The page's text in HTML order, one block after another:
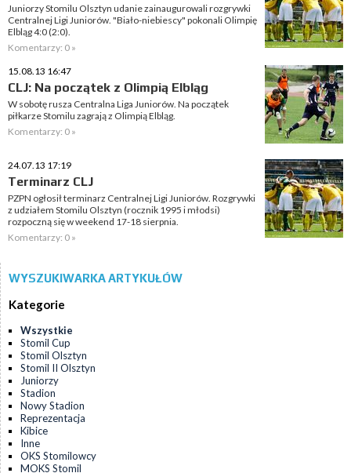
Juniorzy Stomilu Olsztyn udanie zainaugurowali rozgrywki
Centralnej Ligi Juniorów. "Biało-niebiescy" pokonali Olimpię
Elbląg 4:0 (2:0).
Komentarzy: 0 »
15.08.13 16:47
CLJ: Na początek z Olimpią Elbląg
W sobotę rusza Centralna Liga Juniorów. Na początek
piłkarze Stomilu zagrają z Olimpią Elbląg.
Komentarzy: 0 »
24.07.13 17:19
Terminarz CLJ
PZPN ogłosił terminarz Centralnej Ligi Juniorów. Rozgrywki
z udziałem Stomilu Olsztyn (rocznik 1995 i młodsi)
rozpoczną się w weekend 17-18 sierpnia.
Komentarzy: 0 »
WYSZUKIWARKA ARTYKUŁÓW
Kategorie
Wszystkie
Stomil Cup
Stomil Olsztyn
Stomil II Olsztyn
Juniorzy
Stadion
Nowy Stadion
Reprezentacja
Kibice
Inne
OKS Stomilowcy
MOKS Stomil